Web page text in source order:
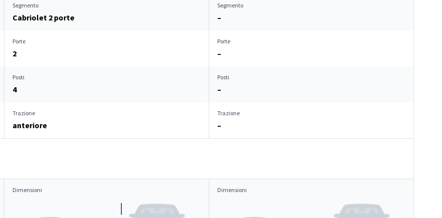
Segmento
Cabriolet 2 porte
Segmento
–
Porte
2
Porte
–
Posti
4
Posti
–
Trazione
anteriore
Trazione
–
Dimensioni Dimensioni